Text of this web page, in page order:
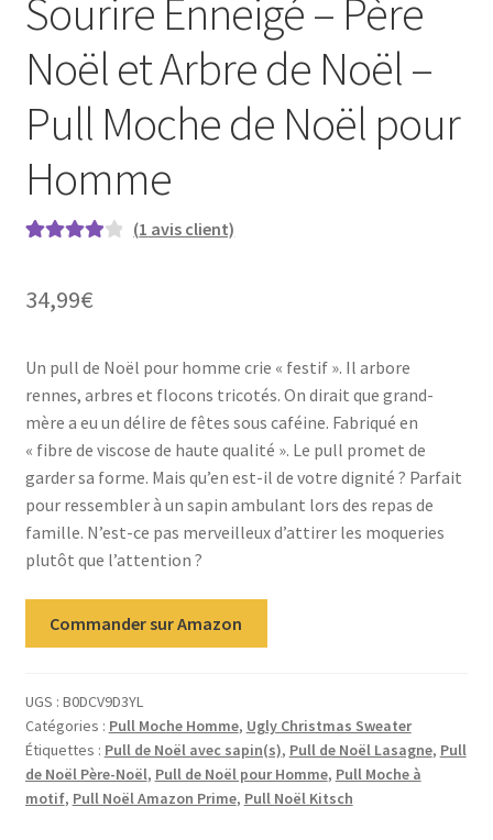
Sourire Enneigé – Père
Noël et Arbre de Noël –
Pull Moche de Noël pour
Homme
sur
client
(1 avis client)
34,99€
Un pull de Noël pour homme crie « festif ». Il arbore
rennes, arbres et flocons tricotés. On dirait que grand-
mère a eu un délire de fêtes sous caféine. Fabriqué en
« fibre de viscose de haute qualité ». Le pull promet de
garder sa forme. Mais qu’en est-il de votre dignité ? Parfait
pour ressembler à un sapin ambulant lors des repas de
famille. N’est-ce pas merveilleux d’attirer les moqueries
plutôt que l’attention ?
Commander sur Amazon
UGS : B0DCV9D3YL
Catégories : Pull Moche Homme, Ugly Christmas Sweater
Étiquettes : Pull de Noël avec sapin(s), Pull de Noël Lasagne, Pull
de Noël Père-Noël, Pull de Noël pour Homme, Pull Moche à
motif, Pull Noël Amazon Prime, Pull Noël Kitsch